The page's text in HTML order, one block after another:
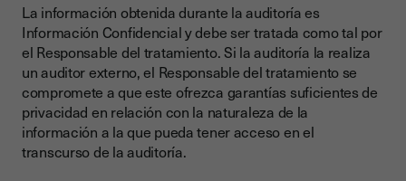
La información obtenida durante la auditoría es
Información Confidencial y debe ser tratada como tal por
el Responsable del tratamiento. Si la auditoría la realiza
un auditor externo, el Responsable del tratamiento se
compromete a que este ofrezca garantías suficientes de
privacidad en relación con la naturaleza de la
información a la que pueda tener acceso en el
transcurso de la auditoría.